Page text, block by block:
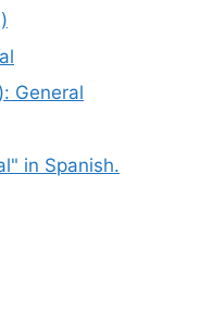
General
in Spanish.